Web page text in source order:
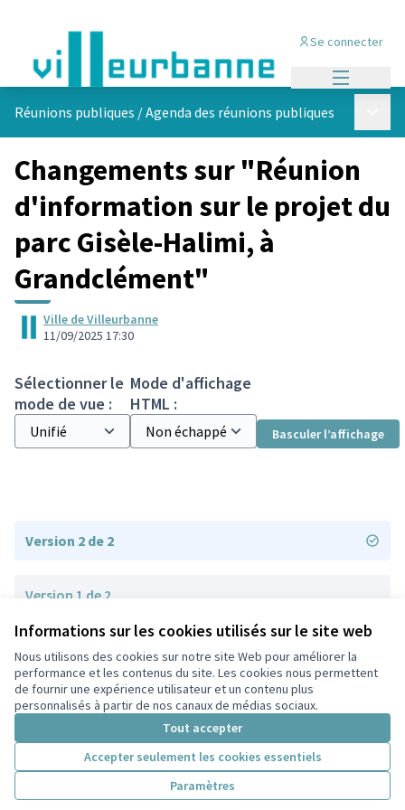
Informations sur les cookies utilisés sur le site web
Nous utilisons des cookies sur notre site Web pour améliorer la
performance et les contenus du site. Les cookies nous permettent
de fournir une expérience utilisateur et un contenu plus
personnalisés à partir de nos canaux de médias sociaux.
Tout accepter
Accepter seulement les cookies essentiels
Paramètres
Se connecter
Réunions publiques /Agenda des réunions publiques
Changements sur "Réunion
d'information sur le projet du
parc Gisèle-Halimi, à
Grandclément"
Ville de Villeurbanne
11/09/2025 17:30
Sélectionner le
mode de vue :
Mode d'affichage
HTML :
Basculer l’affichage
Version 2 de 2
Version 1 de 2
Conditions d'utilisation
Paramètres des cookies
Participez Villeurbanne sur X
(Lien externe)
Participez Villeurbanne sur Facebook
Participez Villeurbanne sur Instagram
Participez Villeurbanne sur YouTube
(Lien externe)
Site réalisé grâce aulogiciel libre Decidim .
Licence
(Lien